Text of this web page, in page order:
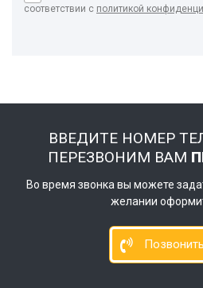
соответствии с политикой
ВВЕДИТЕ НОМЕР
ПЕРЕЗВОНИМ ВАМ
Во время звонка вы можете
желании